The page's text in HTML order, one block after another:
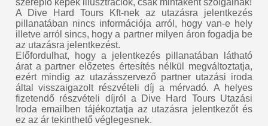
szereplő képek illusztrációk, csak mintaként szolgálnak!
A Dive Hard Tours Kft-nek az utazásra jelentkezés
pillanatában nincs információja arról, hogy van-e hely
illetve arról sincs, hogy a partner milyen áron fogadja be
az utazásra jelentkezést.
Előfordulhat, hogy a jelentkezés pillanatában látható
árat a partner előzetes értesítés nélkül megváltoztatja,
ezért mindig az utazásszervező partner utazási iroda
által visszaigazolt részvételi díj a mérvadó. A helyes
fizetendő részvételi díjról a Dive Hard Tours Utazási
Iroda emailben tájékoztatja az utazásra jelentkezőt és
ez az ár tekinthető véglegesnek.